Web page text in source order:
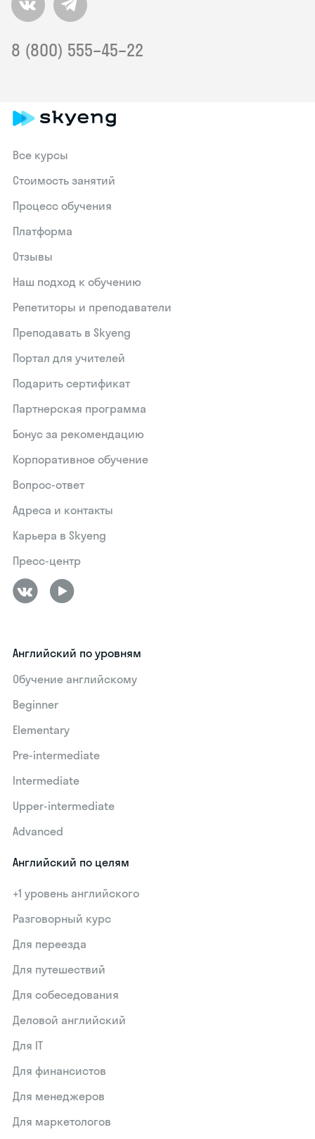
8 (800) 555–45–22
Все курсы
Стоимость занятий
Процесс обучения
Платформа
Отзывы
Наш подход к обучению
Репетиторы и преподаватели
Преподавать в Skyeng
Портал для учителей
Подарить сертификат
Партнерская программа
Бонус за рекомендацию
Корпоративное обучение
Вопрос-ответ
Адреса и контакты
Карьера в Skyeng
Пресс-центр
Английский по уровням
Обучение английскому
Beginner
Elementary
Pre-intermediate
Intermediate
Upper-intermediate
Advanced
Английский по целям
+1 уровень английского
Разговорный курс
Для переезда
Для путешествий
Для собеседования
Деловой английский
Для IT
Для финансистов
Для менеджеров
Для маркетологов